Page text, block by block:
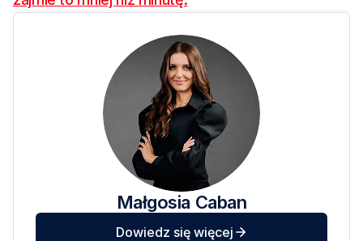
Małgosia Caban
Dowiedz się więcej